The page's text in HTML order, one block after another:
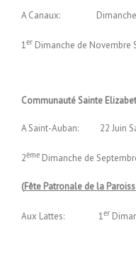
A Canaux: Dimanche
1er Dimanche de Novembre
Communauté Sainte
A Saint-Auban: 22 Juin
2ème Dimanche de
(Fête Patronale de la
Aux Lattes: 1er